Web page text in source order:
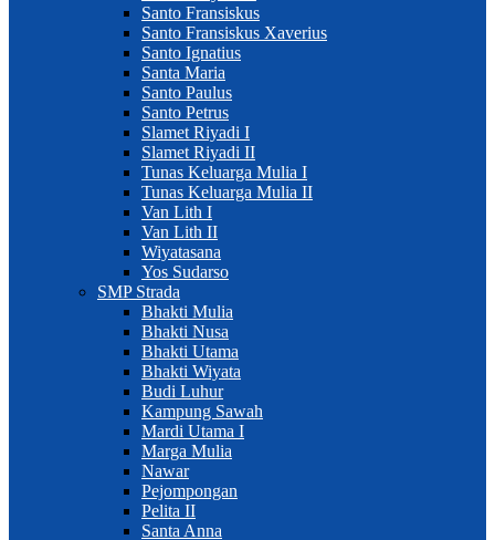
Santo Fransiskus
Santo Fransiskus Xaverius
Santo Ignatius
Santa Maria
Santo Paulus
Santo Petrus
Slamet Riyadi I
Slamet Riyadi II
Tunas Keluarga Mulia I
Tunas Keluarga Mulia II
Van Lith I
Van Lith II
Wiyatasana
Yos Sudarso
SMP Strada
Bhakti Mulia
Bhakti Nusa
Bhakti Utama
Bhakti Wiyata
Budi Luhur
Kampung Sawah
Mardi Utama I
Marga Mulia
Nawar
Pejompongan
Pelita II
Santa Anna